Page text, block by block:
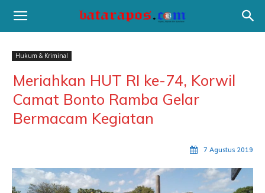
Hukum & Kriminal
Meriahkan HUT RI ke-74, Korwil
Camat Bonto Ramba Gelar
Bermacam Kegiatan
7 Agustus 2019